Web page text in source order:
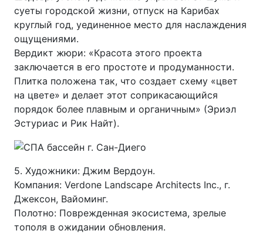
суеты городской жизни, отпуск на Карибах
круглый год, уединенное место для наслаждения
ощущениями.
Вердикт жюри: «Красота этого проекта
заключается в его простоте и продуманности.
Плитка положена так, что создает схему «цвет
на цвете» и делает этот соприкасающийся
порядок более плавным и органичным» (Эриэл
Эстуриас и Рик Найт).
5. Художники: Джим Вердоун.
Компания: Verdone Landscape Architects Inc., г.
Джексон, Вайоминг.
Полотно: Поврежденная экосистема, зрелые
тополя в ожидании обновления.